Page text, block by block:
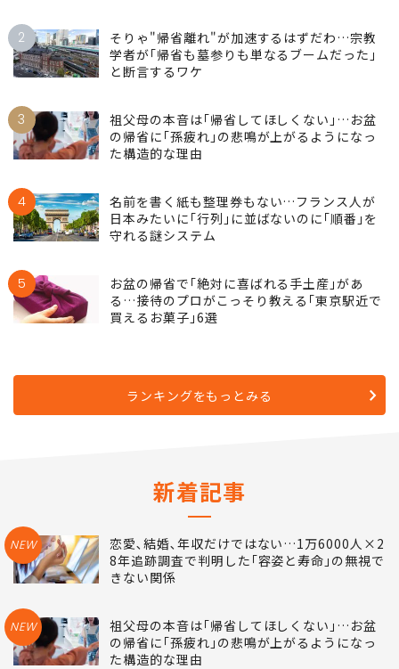
2
そりゃ"帰省離れ"が加速するはずだわ…宗教
学者が｢帰省も墓参りも単なるブームだった｣
と断言するワケ
3
祖父母の本音は｢帰省してほしくない｣…お盆
の帰省に｢孫疲れ｣の悲鳴が上がるようになっ
た構造的な理由
4
名前を書く紙も整理券もない…フランス人が
日本みたいに｢行列｣に並ばないのに｢順番｣を
守れる謎システム
5
お盆の帰省で｢絶対に喜ばれる手土産｣があ
る…接待のプロがこっそり教える｢東京駅近で
買えるお菓子｣6選
ランキングをもっとみる
新着記事
NEW
恋愛､結婚､年収だけではない…1万6000人×2
8年追跡調査で判明した｢容姿と寿命｣の無視で
きない関係
NEW
祖父母の本音は｢帰省してほしくない｣…お盆
の帰省に｢孫疲れ｣の悲鳴が上がるようになっ
た構造的な理由